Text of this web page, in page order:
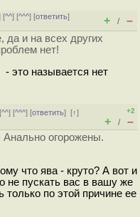
[^^] [^^^] [ответить]
+ / –
да и на всех других
нет!
- это называется нет
^^] [^^^] [ответить][↑]
+2
+ / –
Анально огорожены.
что ява - круто? А вот и
не пускать вас в вашу же
по этой причине ее